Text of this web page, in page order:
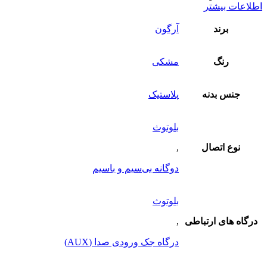
اطلاعات بیشتر
برند آرگون
رنگ مشکی
جنس بدنه پلاستیک
نوع اتصال
بلوتوث
,
دوگانه بی‌سیم و باسیم
درگاه های ارتباطی
بلوتوث
,
درگاه جک ورودی صدا (AUX)